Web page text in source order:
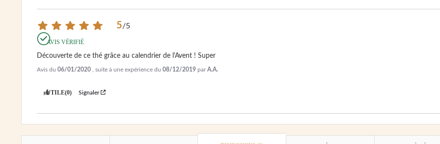
5/5
AVIS VÉRIFIÉ
Découverte de ce thé grâce au calendrier de l'Avent ! Super
Avis du 06/01/2020 , suite à une expérience du 08/12/2019 parA.A.
UTILE(0) Signaler